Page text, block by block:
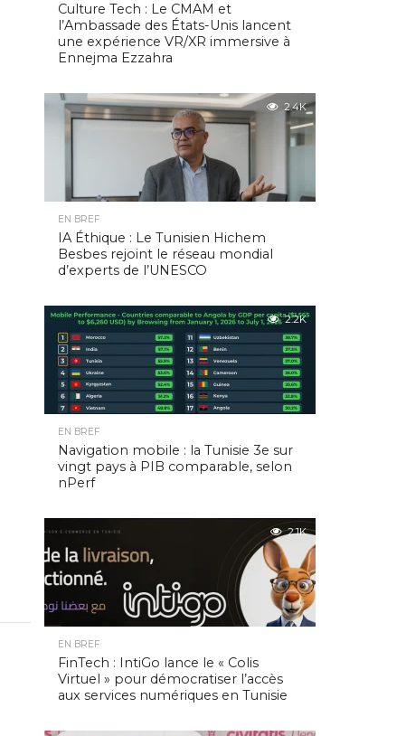
Culture Tech : Le CMAM et
l’Ambassade des États-Unis lancent
une expérience VR/XR immersive à
Ennejma Ezzahra
2.4K
EN BREF
IA Éthique : Le Tunisien Hichem
Besbes rejoint le réseau mondial
d’experts de l’UNESCO
2.2K
EN BREF
Navigation mobile : la Tunisie 3e sur
vingt pays à PIB comparable, selon
nPerf
2.1K
EN BREF
FinTech : IntiGo lance le « Colis
Virtuel » pour démocratiser l’accès
aux services numériques en Tunisie